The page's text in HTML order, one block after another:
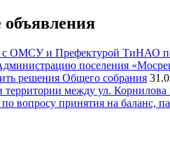
объявления
с ОМСУ и Префектурой ТиНАО по
поселения
решения Общего собрания
территории между ул.
вопросу принятия на баланс,